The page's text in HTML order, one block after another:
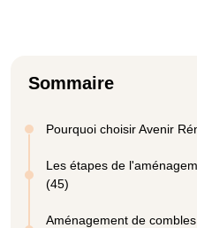
Sommaire
Pourquoi choisir Avenir
Les étapes de
(45)
Aménagement de